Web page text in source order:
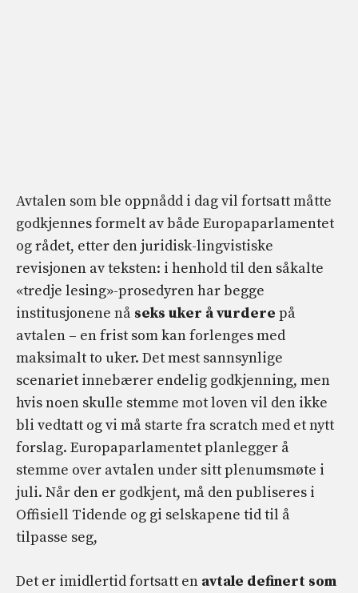
Avtalen som ble oppnådd i dag vil fortsatt måtte
godkjennes formelt av både Europaparlamentet
og rådet, etter den juridisk-lingvistiske
revisjonen av teksten: i henhold til den såkalte
«tredje lesing»-prosedyren har begge
institusjonene nå seks uker å vurdere på
avtalen – en frist som kan forlenges med
maksimalt to uker. Det mest sannsynlige
scenariet innebærer endelig godkjenning, men
hvis noen skulle stemme mot loven vil den ikke
bli vedtatt og vi må starte fra scratch med et nytt
forslag. Europaparlamentet planlegger å
stemme over avtalen under sitt plenumsmøte i
juli. Når den er godkjent, må den publiseres i
Offisiell Tidende og gi selskapene tid til å
tilpasse seg,
Det er imidlertid fortsatt en avtale definert som